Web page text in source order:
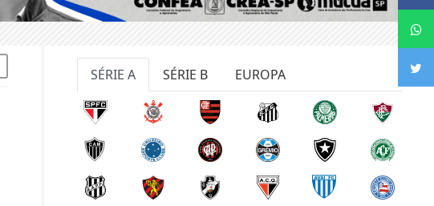
SÉRIE A SÉRIE B EUROPA